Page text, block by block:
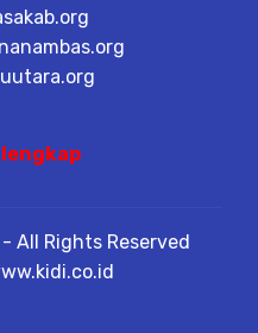
All Rights Reserved